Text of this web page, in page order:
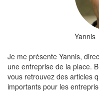
Yannis
Je me présente Yannis,
une entreprise de la place.
vous retrouvez des articles
importants pour les